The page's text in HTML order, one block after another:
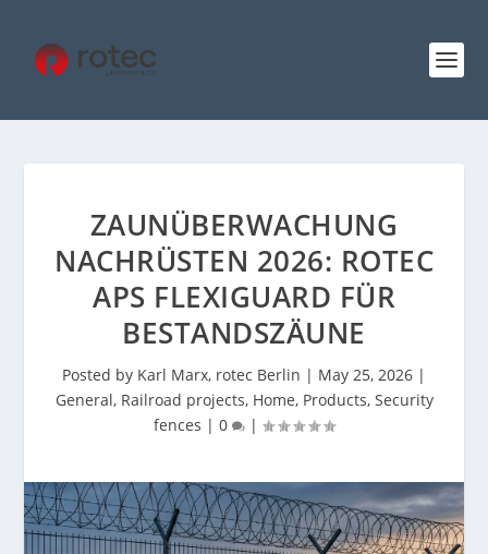
ZAUNÜBERWACHUNG
NACHRÜSTEN 2026: ROTEC
APS FLEXIGUARD FÜR
BESTANDSZÄUNE
Posted by Karl Marx, rotec Berlin | May 25, 2026 |
General, Railroad projects, Home, Products, Security
fences | 0 |